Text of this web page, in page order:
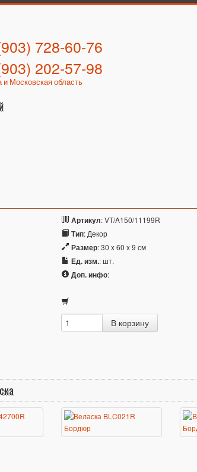
728-60-76
202-57-98
и Московская область
Артикул: VT/A150/11199R
Тип: Декор
Размер: 30 x 60 x 9 см
Ед. изм.: шт.
Доп. инфо: